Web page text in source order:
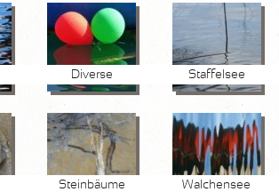
Diverse Staffelsee
Steinbäume Walchensee